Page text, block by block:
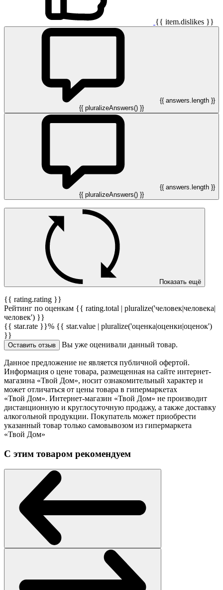
{{ item.dislikes }}
{{ answers.length }}
{{ pluralizeAnswers() }}
{{ answers.length }}
{{ pluralizeAnswers() }}
Показать ещё
{{ rating.rating }}
Рейтинг по оценкам {{ rating.total | pluralize('человек|человека|
человек') }}
{{ star.rate }}% {{ star.value | pluralize('оценка|оценки|оценок')
}}
Оставить отзыв Вы уже оценивали данный товар.
Данное предложение не является публичной офертой.
Информация о цене товара, размещенная на сайте интернет-
магазина «Твой Дом», носит ознакомительный характер и
может отличаться от цены товара в гипермаркетах
«Твой Дом». Интернет-магазин «Твой Дом» не производит
дистанционную и круглосуточную продажу, а также доставку
алкогольной продукции. Покупатель может приобрести
указанный товар только самовывозом из гипермаркета
«Твой Дом»
С этим товаром рекомендуем